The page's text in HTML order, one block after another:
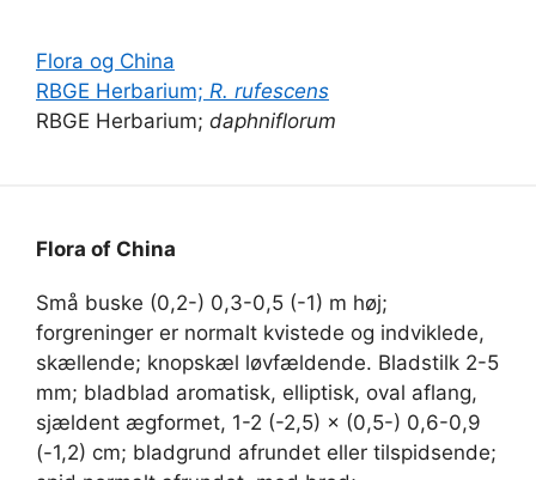
Flora og China
RBGE Herbarium; R. rufescens
RBGE Herbarium; daphniflorum
Flora of China
Små buske (0,2-) 0,3-0,5 (-1) m høj;
forgreninger er normalt kvistede og indviklede,
skællende; knopskæl løvfældende. Bladstilk 2-5
mm; bladblad aromatisk, elliptisk, oval aflang,
sjældent ægformet, 1-2 (-2,5) × (0,5-) 0,6-0,9
(-1,2) cm; bladgrund afrundet eller tilspidsende;